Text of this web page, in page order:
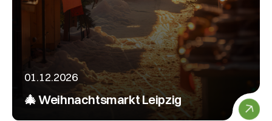
01.12.2026
🎄 Weihnachtsmarkt Leipzig